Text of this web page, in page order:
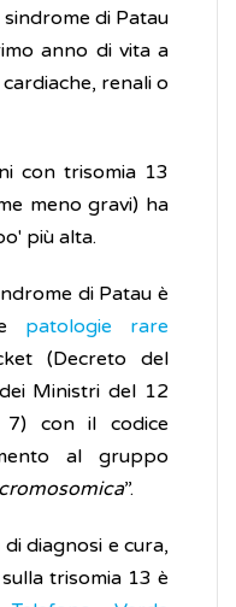
di Patau
anno di vita a
renali o
con trisomia 13
meno gravi) ha
più alta.
di Patau è
patologie rare
(Decreto del
Ministri del 12
7) con il codice
al gruppo
”.
diagnosi e cura,
trisomia 13 è